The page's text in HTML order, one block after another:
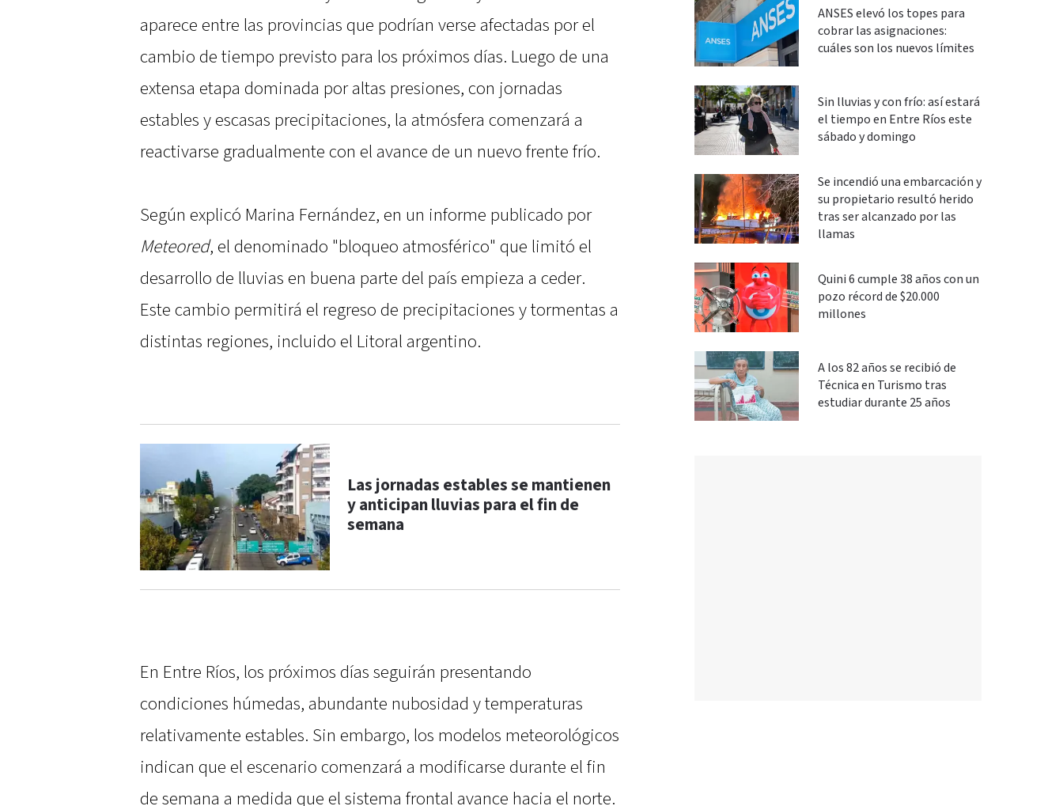
aparece entre las provincias que podrían verse afectadas por el
cambio de tiempo previsto para los próximos días. Luego de una
extensa etapa dominada por altas presiones, con jornadas
estables y escasas precipitaciones, la atmósfera comenzará a
reactivarse gradualmente con el avance de un nuevo frente frío.
Según explicó Marina Fernández, en un informe publicado por
Meteored, el denominado "bloqueo atmosférico" que limitó el
desarrollo de lluvias en buena parte del país empieza a ceder.
Este cambio permitirá el regreso de precipitaciones y tormentas a
distintas regiones, incluido el Litoral argentino.
Las jornadas estables se mantienen
y anticipan lluvias para el fin de
semana
En Entre Ríos, los próximos días seguirán presentando
condiciones húmedas, abundante nubosidad y temperaturas
relativamente estables. Sin embargo, los modelos meteorológicos
indican que el escenario comenzará a modificarse durante el fin
de semana a medida que el sistema frontal avance hacia el norte.
ANSES elevó los topes para
cobrar las asignaciones:
cuáles son los nuevos límites
Sin lluvias y con frío: así estará
el tiempo en Entre Ríos este
sábado y domingo
Se incendió una embarcación y
su propietario resultó herido
tras ser alcanzado por las
llamas
Quini 6 cumple 38 años con un
pozo récord de $20.000
millones
A los 82 años se recibió de
Técnica en Turismo tras
estudiar durante 25 años